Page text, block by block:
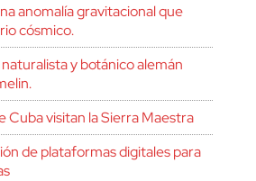
anomalía gravitacional que
cósmico.
y botánico alemán
Cuba visitan la Sierra Maestra
de plataformas digitales para